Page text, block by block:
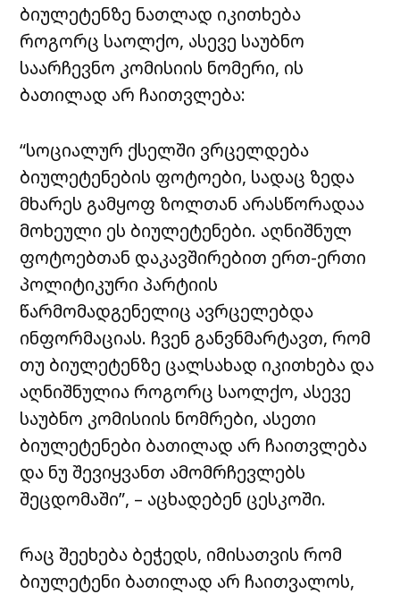
ბიულეტენზე ნათლად იკითხება
როგორც საოლქო, ასევე საუბნო
საარჩევნო კომისიის ნომერი, ის
ბათილად არ ჩაითვლება:
“სოციალურ ქსელში ვრცელდება
ბიულეტენების ფოტოები, სადაც ზედა
მხარეს გამყოფ ზოლთან არასწორადაა
მოხეული ეს ბიულეტენები. აღნიშნულ
ფოტოებთან დაკავშირებით ერთ-ერთი
პოლიტიკური პარტიის
წარმომადგენელიც ავრცელებდა
ინფორმაციას. ჩვენ განვნმარტავთ, რომ
თუ ბიულეტენზე ცალსახად იკითხება და
აღნიშნულია როგორც საოლქო, ასევე
საუბნო კომისიის ნომრები, ასეთი
ბიულეტენები ბათილად არ ჩაითვლება
და ნუ შევიყვანთ ამომრჩევლებს
შეცდომაში”, – აცხადებენ ცესკოში.
რაც შეეხება ბეჭედს, იმისათვის რომ
ბიულეტენი ბათილად არ ჩაითვალოს,